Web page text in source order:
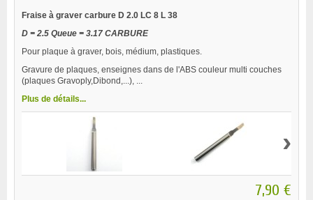
Fraise à graver carbure D 2.0 LC 8 L 38
D = 2.5 Queue = 3.17 CARBURE
Pour plaque à graver, bois, médium, plastiques.
Gravure de plaques, enseignes dans de l'ABS couleur multi couches
(plaques Gravoply,Dibond,...), ...
Plus de détails...
›
7,90 €